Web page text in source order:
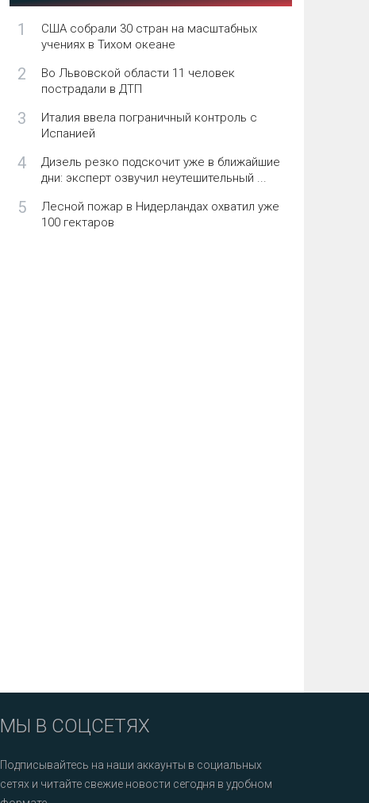
1
США собрали 30 стран на масштабных
учениях в Тихом океане
2
Во Львовской области 11 человек
пострадали в ДТП
3
Италия ввела пограничный контроль с
Испанией
4
Дизель резко подскочит уже в ближайшие
дни: эксперт озвучил неутешительный ...
5
Лесной пожар в Нидерландах охватил уже
100 гектаров
МЫ В СОЦСЕТЯХ
Подписывайтесь на наши аккаунты в социальных
сетях и читайте свежие новости сегодня в удобном